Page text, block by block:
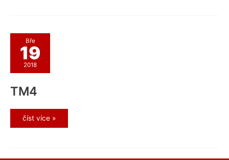
Bře
19
2018
TM4
TM4
číst více »